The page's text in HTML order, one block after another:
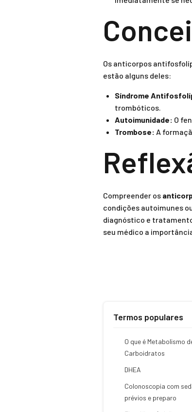
Os anticorpos
estão alguns deles:
Síndrome
trombóticos.
Autoimunidade: O
Trombose: A
Compreender os
condições autoimunes
diagnóstico e
seu médico a
Termos populares
O que é Metabolismo
Carboidratos
DHEA
Colonoscopia com
prévios e preparo